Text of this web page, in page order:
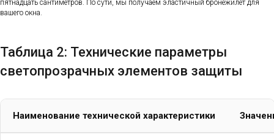
пятнадцать сантиметров. По сути, мы получаем эластичный бронежилет для
вашего окна.
Таблица 2: Технические параметры
светопрозрачных элементов защиты
Наименование технической характеристики